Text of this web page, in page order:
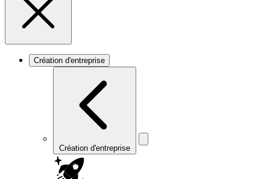
Création d'entreprise
Création d'entreprise